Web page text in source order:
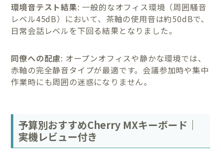
環境音テスト結果: 一般的なオフィス環境（周囲騒音
レベル45dB）において、茶軸の使用音は約50dBで、
日常会話レベルを下回る結果となりました。
同僚への配慮: オープンオフィスや静かな環境では、
赤軸の完全静音タイプが最適です。会議参加時や集中
作業時にも周囲の迷惑になりません。
予算別おすすめCherry MXキーボード｜
実機レビュー付き